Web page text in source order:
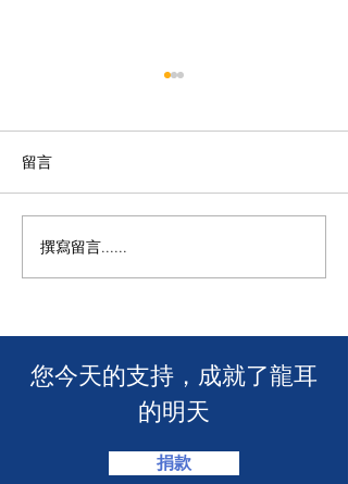
【龍耳資訊】
留言
撰寫留言......
​您今天的支持，成就了龍耳
的明天
捐款